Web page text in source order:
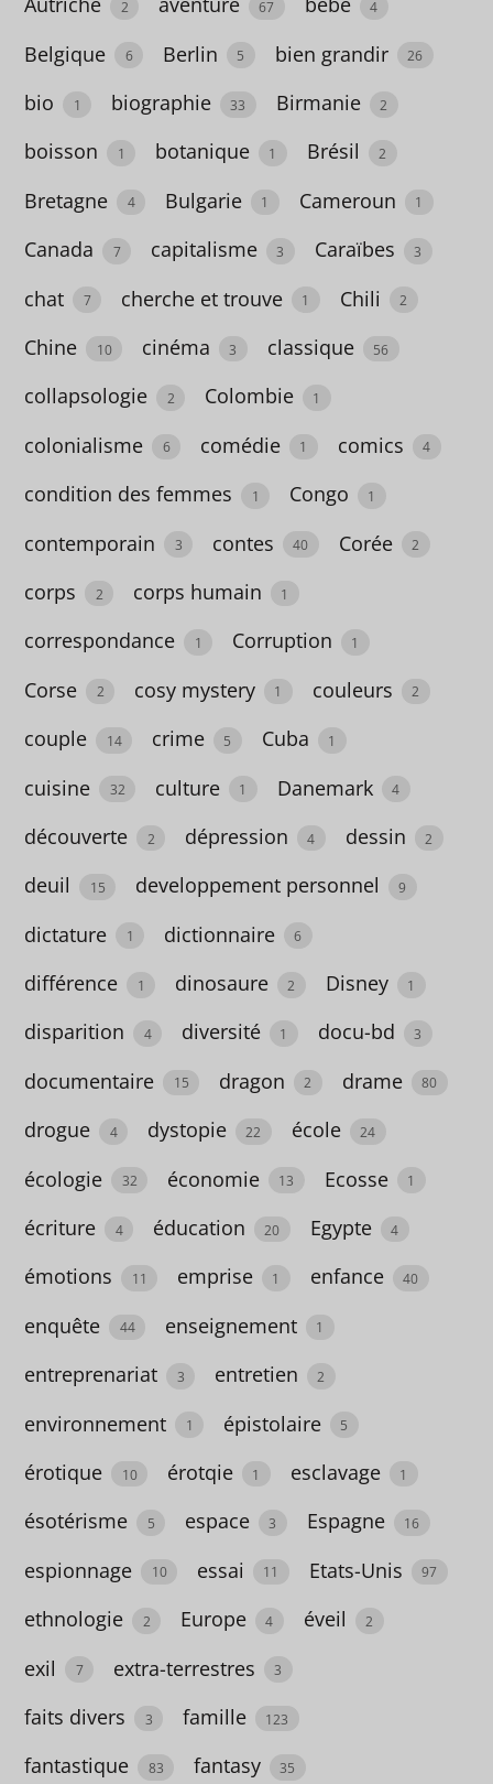
dessinées
294
Pratique
Beaux
9
Divers
t
u
e
t
e
A
de 12
ans
partir
de 3
A
partir
ans
18
absurde
adaptation
7
adapté
2 67 4
Belgique 6 Berlin 5 bien grandir 26
bio 1 biographie 33 Birmanie 2
boisson 1 botanique 1 Brésil 2
Bretagne 4 Bulgarie 1 Cameroun 1
Canada 7 capitalisme 3 Caraïbes 3
chat 7 cherche et trouve 1 Chili 2
Chine 10 cinéma 3 classique 56
collapsologie 2 Colombie 1
colonialisme 6 comédie 1 comics 4
condition des femmes 1 Congo 1
contemporain 3 contes 40 Corée 2
corps 2 corps humain 1
correspondance 1 Corruption 1
Corse 2 cosy mystery 1 couleurs 2
couple 14 crime 5 Cuba 1
cuisine 32 culture 1 Danemark 4
découverte 2 dépression 4 dessin 2
deuil 15 developpement personnel 9
dictature 1 dictionnaire 6
différence 1 dinosaure 2 Disney 1
disparition 4 diversité 1 docu-bd 3
documentaire 15 dragon 2 drame 80
drogue 4 dystopie 22 école 24
écologie 32 économie 13 Ecosse 1
écriture 4 éducation 20 Egypte 4
émotions 11 emprise 1 enfance 40
enquête 44 enseignement 1
entreprenariat 3 entretien 2
environnement 1 épistolaire 5
érotique 10 érotqie 1 esclavage 1
ésotérisme 5 espace 3 Espagne 16
espionnage 10 essai 11 Etats-Unis 97
ethnologie 2 Europe 4 éveil 2
exil 7 extra-terrestres 3
faits divers 3 famille 123
fantastique 83 fantasy 35